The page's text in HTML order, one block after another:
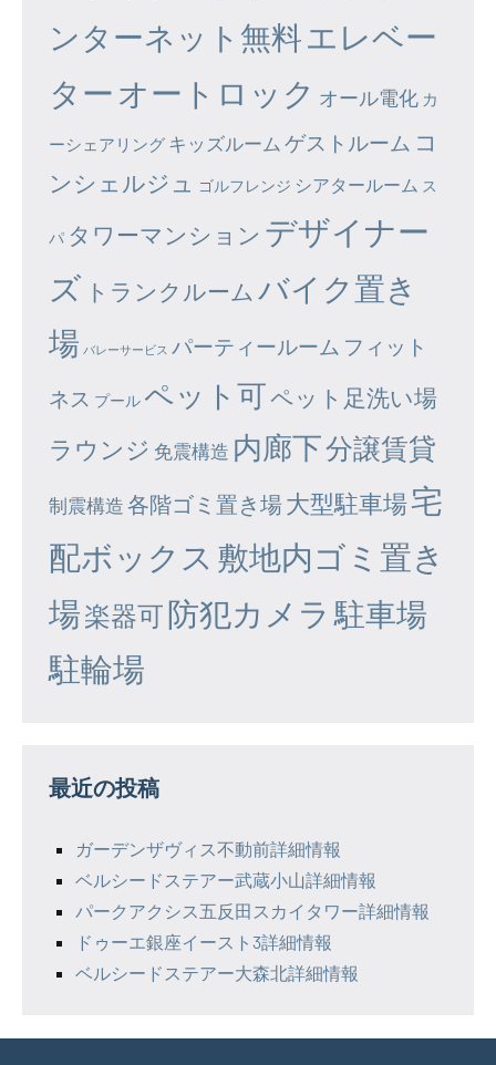
ンターネット無料エレベー
ター オートロック オール電化 カ
ーシェアリング キッズルーム ゲストルーム コ
ンシェルジュ
ゴルフレンジ シアタールーム ス
パ タワーマンション デザイナー
ズ トランクルーム バイク置き
場 バレーサービス パーティールーム フィット
ネス プール ペット可ペット足洗い場
ラウンジ 免震構造 内廊下分譲賃貸
制震構造 各階ゴミ置き場大型駐車場宅
配ボックス 敷地内ゴミ置き
場楽器可防犯カメラ 駐車場
駐輪場
最近の投稿
ガーデンザヴィス不動前詳細情報
ベルシードステアー武蔵小山詳細情報
パークアクシス五反田スカイタワー詳細情報
ドゥーエ銀座イースト3詳細情報
ベルシードステアー大森北詳細情報